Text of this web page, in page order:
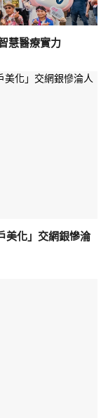
慧醫療實力
美化」交網銀慘淪